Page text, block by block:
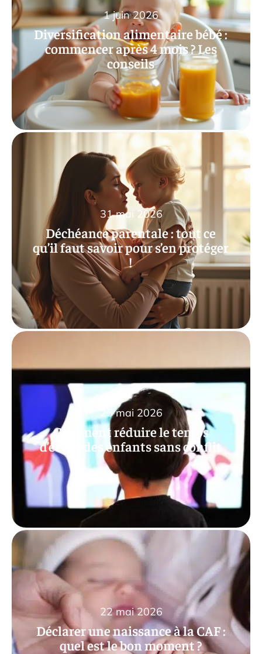
Diversification alimentaire bébé :
commencer après 4 mois ? Les
conseils
1 juin 2026
Déchéance parentale : tout ce
qu’il faut savoir pour s’en protéger
!
31 mai 2026
Comment réduire le temps
d’écran des enfants sans conflit
25 mai 2026
Déclarer une naissance à la CAF :
quel est le bon moment ?
22 mai 2026